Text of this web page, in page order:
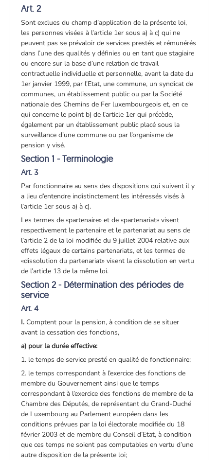
Art. 2
Sont exclues du champ d’application de la présente loi,
les personnes visées à l’article 1er sous a) à c) qui ne
peuvent pas se prévaloir de services prestés et rémunérés
dans l’une des qualités y définies ou en tant que stagiaire
ou encore sur la base d’une relation de travail
contractuelle individuelle et personnelle, avant la date du
1er janvier 1999, par l’Etat, une commune, un syndicat de
communes, un établissement public ou par la Société
nationale des Chemins de Fer luxembourgeois et, en ce
qui concerne le point b) de l’article 1er qui précède,
également par un établissement public placé sous la
surveillance d’une commune ou par l’organisme de
pension y visé.
Section 1 - Terminologie
Art. 3
Par fonctionnaire au sens des dispositions qui suivent il y
a lieu d’entendre indistinctement les intéressés visés à
l’article 1er sous a) à c).
Les termes de «partenaire» et de «partenariat» visent
respectivement le partenaire et le partenariat au sens de
l’article 2 de la loi modifiée du 9 juillet 2004 relative aux
effets légaux de certains partenariats, et les termes de
«dissolution du partenariat» visent la dissolution en vertu
de l’article 13 de la même loi.
Section 2 - Détermination des périodes de
service
Art. 4
I. Comptent pour la pension, à condition de se situer
avant la cessation des fonctions,
a) pour la durée effective:
1. le temps de service presté en qualité de fonctionnaire;
2. le temps correspondant à l’exercice des fonctions de
membre du Gouvernement ainsi que le temps
correspondant à l’exercice des fonctions de membre de la
Chambre des Députés, de représentant du Grand-Duché
de Luxembourg au Parlement européen dans les
conditions prévues par la loi électorale modifiée du 18
février 2003 et de membre du Conseil d’Etat, à condition
que ces temps ne soient pas computables en vertu d’une
autre disposition de la présente loi;